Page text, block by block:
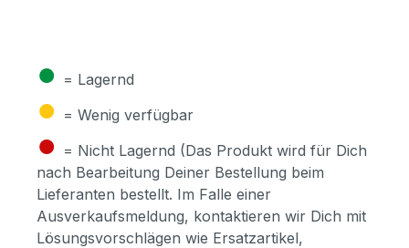
● = Lagernd
● = Wenig verfügbar
● = Nicht Lagernd (Das Produkt wird für Dich
nach Bearbeitung Deiner Bestellung beim
Lieferanten bestellt. Im Falle einer
Ausverkaufsmeldung, kontaktieren wir Dich mit
Lösungsvorschlägen wie Ersatzartikel,